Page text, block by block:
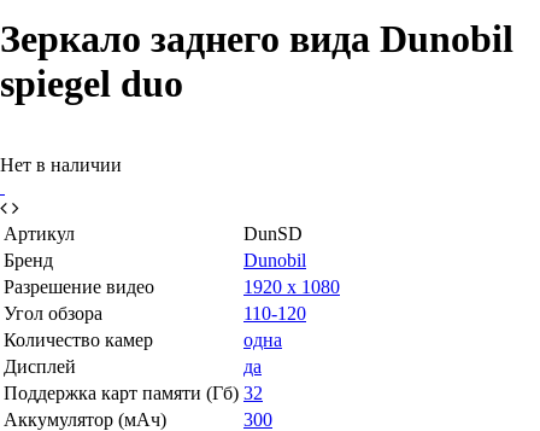
Зеркало заднего вида Dunobil
spiegel duo
Нет в наличии
Артикул
DunSD
Бренд
Dunobil
Разрешение видео
1920 х 1080
Угол обзора
110-120
Количество камер
одна
Дисплей
да
Поддержка карт памяти (Гб) 32
Аккумулятор (мАч)
300